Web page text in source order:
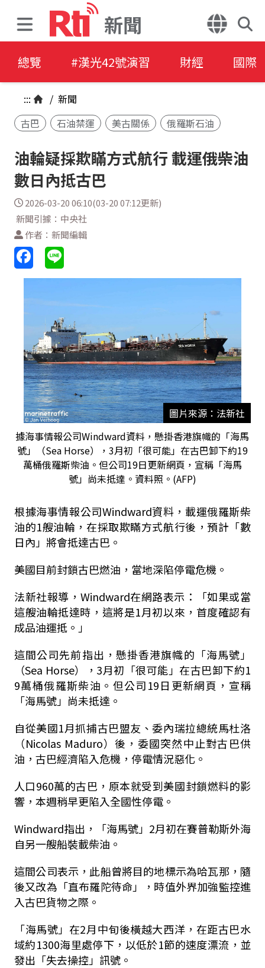
新聞
總覽 #漢光42號演習 財經 國際
::: / 新聞
古巴
石油禁運 美古關係 俄羅斯石油
油輪疑採欺瞞方式航行 載運俄柴油
數日內抵古巴
2026-03-20 06:10(03-20 07:12更新)
新聞引據：中央社
作者：新聞編輯
圖片來源：法新社
據海事情報公司Windward資料，懸掛香港旗幟的「海馬
號」（Sea Horse），3月初「很可能」在古巴卸下約19
萬桶俄羅斯柴油。但公司19日更新網頁，宣稱「海馬
號」尚未抵達。資料照。(AFP)
根據海事情報公司Windward資料，載運俄羅斯柴
油的1艘油輪，在採取欺瞞方式航行後，預計「數
日內」將會抵達古巴。
美國目前封鎖古巴燃油，當地深陷停電危機。
法新社報導，Windward在網路表示：「如果或當
這艘油輪抵達時，這將是1月初以來，首度確認有
成品油運抵。」
這間公司先前指出，懸掛香港旗幟的「海馬號」
（Sea Horse），3月初「很可能」在古巴卸下約1
9萬桶俄羅斯柴油。但公司19日更新網頁，宣稱
「海馬號」尚未抵達。
自從美國1月抓捕古巴盟友、委內瑞拉總統馬杜洛
（Nicolas Maduro）後，委國突然中止對古巴供
油，古巴經濟陷入危機，停電情況惡化。
人口960萬的古巴，原本就受到美國封鎖燃料的影
響，本週稍早更陷入全國性停電。
Windward指出，「海馬號」2月初在賽普勒斯外海
自另一艘船裝載柴油。
這間公司表示，此船曾將目的地標示為哈瓦那，隨
後又改為「直布羅陀待命」，時值外界加強監控進
入古巴貨物之際。
「海馬號」在2月中旬後橫越大西洋，在距古巴水
域約1300海里處停下，以低於1節的速度漂流，並
發出「失去操控」訊號。